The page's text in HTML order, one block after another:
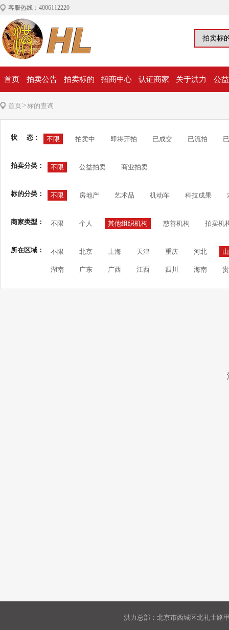
客服热线：4006112220
首页 拍卖公告 拍卖标的 招商中心 认证商家 关于洪力 公
首页>标的查询
状 态： 不限 拍卖中 即将开拍 已成交 已流拍
拍卖分类： 不限 公益拍卖 商业拍卖
标的分类： 不限 房地产 艺术品 机动车 科技成果
商家类型： 不限 个人 其他组织机构 慈善机构 拍卖机
所在区域： 不限 北京 上海 天津 重庆 河北
湖南 广东 广西 江西 四川 海南
洪力总部：北京市西城区北礼士路